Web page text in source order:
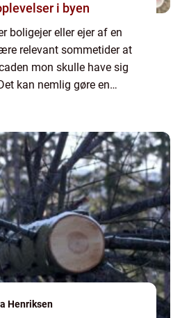
i byen
boligejer eller ejer af en
relevant sommetider at
mon skulle have sig
kan nemlig gøre en
Henriksen